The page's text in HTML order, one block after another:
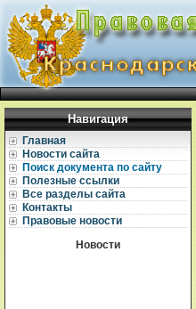
Навигация
Главная
Новости сайта
Поиск документа по сайту
Полезные ссылки
Все разделы сайта
Контакты
Правовые новости
Новости